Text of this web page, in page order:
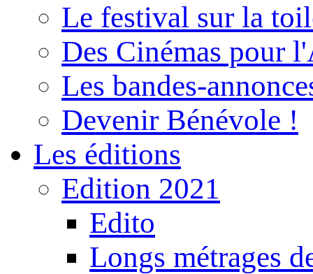
Le festival sur la
Des Cinémas pour
Les bandes-
Devenir Bénévole !
Les éditions
Edition 2021
Edito
Longs métrages